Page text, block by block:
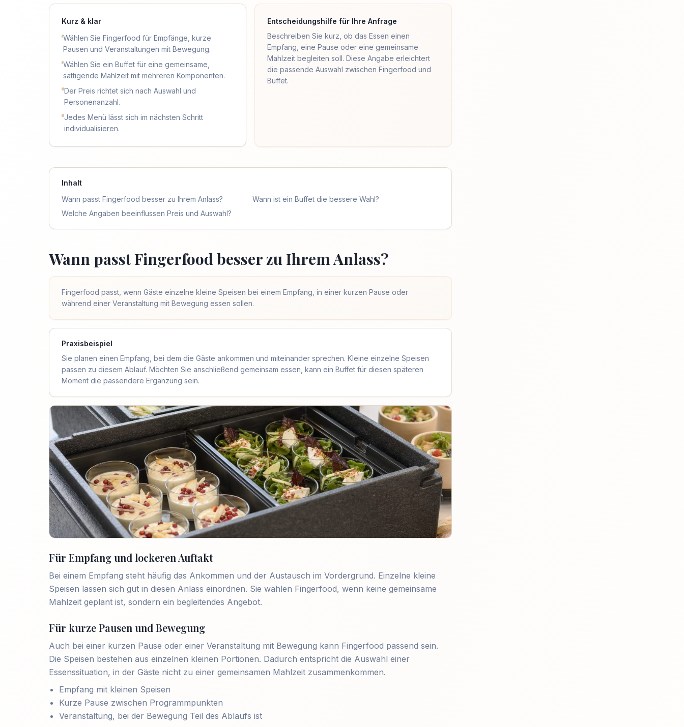
Kurz & klar
Wählen Sie Fingerfood für Empfänge, kurze
Pausen und Veranstaltungen mit Bewegung.
Wählen Sie ein Buffet für eine gemeinsame,
sättigende Mahlzeit mit mehreren Komponenten.
Der Preis richtet sich nach Auswahl und
Personenanzahl.
Jedes Menü lässt sich im nächsten Schritt
individualisieren.
Entscheidungshilfe für Ihre Anfrage
Beschreiben Sie kurz, ob das Essen einen
Empfang, eine Pause oder eine gemeinsame
Mahlzeit begleiten soll. Diese Angabe erleichtert
die passende Auswahl zwischen Fingerfood und
Buffet.
Inhalt
Wann passt Fingerfood besser zu Ihrem Anlass?
Wann ist ein Buffet die bessere Wahl?
Welche Angaben beeinflussen Preis und Auswahl?
Wann passt Fingerfood besser zu Ihrem Anlass?
Fingerfood passt, wenn Gäste einzelne kleine Speisen bei einem Empfang, in einer kurzen Pause oder
während einer Veranstaltung mit Bewegung essen sollen.
Praxisbeispiel
Sie planen einen Empfang, bei dem die Gäste ankommen und miteinander sprechen. Kleine einzelne Speisen
passen zu diesem Ablauf. Möchten Sie anschließend gemeinsam essen, kann ein Buffet für diesen späteren
Moment die passendere Ergänzung sein.
Für Empfang und lockeren Auftakt
Bei einem Empfang steht häufig das Ankommen und der Austausch im Vordergrund. Einzelne kleine
Speisen lassen sich gut in diesen Anlass einordnen. Sie wählen Fingerfood, wenn keine gemeinsame
Mahlzeit geplant ist, sondern ein begleitendes Angebot.
Für kurze Pausen und Bewegung
Auch bei einer kurzen Pause oder einer Veranstaltung mit Bewegung kann Fingerfood passend sein.
Die Speisen bestehen aus einzelnen kleinen Portionen. Dadurch entspricht die Auswahl einer
Essenssituation, in der Gäste nicht zu einer gemeinsamen Mahlzeit zusammenkommen.
Empfang mit kleinen Speisen
Kurze Pause zwischen Programmpunkten
Veranstaltung, bei der Bewegung Teil des Ablaufs ist